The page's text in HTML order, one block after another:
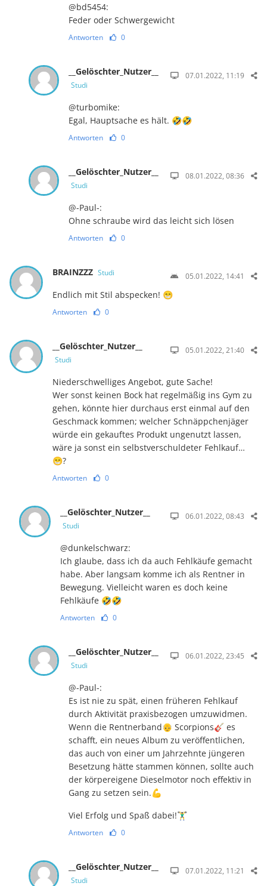
@bd5454:
Feder oder Schwergewicht
Antworten 0
__Gelöschter_Nutzer__
Studi
07.01.2022, 11:19
@turbomike:
Egal, Hauptsache es hält. 🤣🤣
Antworten 0
__Gelöschter_Nutzer__
Studi
08.01.2022, 08:36
@-Paul-:
Ohne schraube wird das leicht sich lösen
Antworten 0
BRAINZZZ Studi 05.01.2022, 14:41
Endlich mit Stil abspecken! 😁
Antworten 0
__Gelöschter_Nutzer__
Studi
05.01.2022, 21:40
Niederschwelliges Angebot, gute Sache!
Wer sonst keinen Bock hat regelmäßig ins Gym zu
gehen, könnte hier durchaus erst einmal auf den
Geschmack kommen; welcher Schnäppchenjäger
würde ein gekauftes Produkt ungenutzt lassen,
wäre ja sonst ein selbstverschuldeter Fehlkauf…
😁?
Antworten 0
__Gelöschter_Nutzer__
Studi
06.01.2022, 08:43
@dunkelschwarz:
Ich glaube, dass ich da auch Fehlkäufe gemacht
habe. Aber langsam komme ich als Rentner in
Bewegung. Vielleicht waren es doch keine
Fehlkäufe 🤣🤣
Antworten 0
__Gelöschter_Nutzer__
Studi
06.01.2022, 23:45
@-Paul-:
Es ist nie zu spät, einen früheren Fehlkauf
durch Aktivität praxisbezogen umzuwidmen.
Wenn die Rentnerband👴 Scorpions🎸 es
schafft, ein neues Album zu veröffentlichen,
das auch von einer um Jahrzehnte jüngeren
Besetzung hätte stammen können, sollte auch
der körpereigene Dieselmotor noch effektiv in
Gang zu setzen sein.💪
Viel Erfolg und Spaß dabei!🏋️‍♂️
Antworten 0
__Gelöschter_Nutzer__
Studi
07.01.2022, 11:21